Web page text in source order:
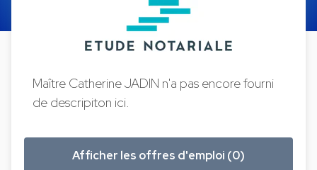
Maître Catherine JADIN n'a pas encore fourni
de descripiton ici.
Afficher les offres d'emploi (0)